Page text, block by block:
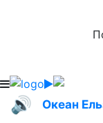
🔊 Океан